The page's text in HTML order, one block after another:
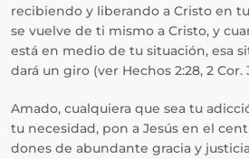
recibiendo y liberando a Cristo en
se vuelve de ti mismo a Cristo, y
está en medio de tu situación, esa
dará un giro (ver Hechos 2:28, 2 Cor.
Amado, cualquiera que sea tu
tu necesidad, pon a Jesús en el
dones de abundante gracia y